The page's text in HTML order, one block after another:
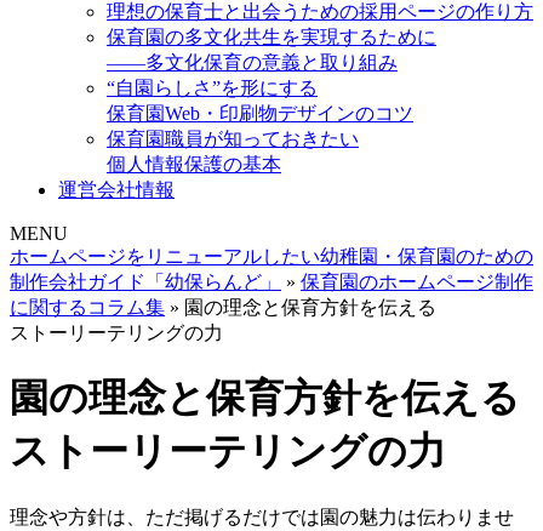
理想の保育士と出会うための採用ページの作り方
保育園の多文化共生を実現するために
――多文化保育の意義と取り組み
“自園らしさ”を形にする
保育園Web・印刷物デザインのコツ
保育園職員が知っておきたい
個人情報保護の基本
運営会社情報
MENU
ホームページをリニューアルしたい幼稚園・保育園のための
制作会社ガイド「幼保らんど」
» 保育園のホームページ制作
に関するコラム集 » 園の理念と保育方針を伝える
ストーリーテリングの力
園の理念と保育方針を伝える
ストーリーテリングの力
理念や方針は、ただ掲げるだけでは園の魅力は伝わりませ